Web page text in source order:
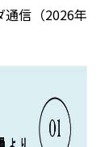
通信（2026年